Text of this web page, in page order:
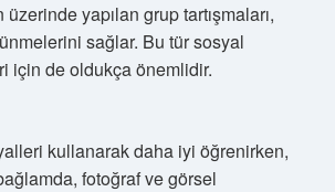
yapılan grup tartışmaları,
sağlar. Bu tür sosyal
için de oldukça önemlidir.
kullanarak daha iyi öğrenirken,
fotoğraf ve görsel